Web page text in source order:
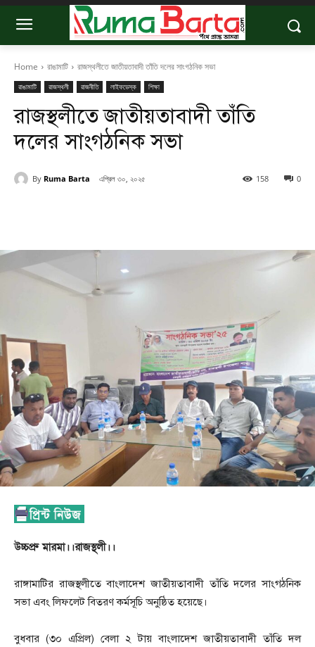
Home রাঙামাটি রাজস্থলীতে জাতীয়তাবাদী তাঁতি দলের সাংগঠনিক সভা
রাঙামাটি রাজস্থলী রাজনীতি লাইফডেস্ক শিক্ষা
রাজস্থলীতে জাতীয়তাবাদী তাঁতি
দলের সাংগঠনিক সভা
By Ruma Barta এপ্রিল ৩০, ২০২৫ 0
158
উচ্চপ্রু মারমা।।রাজস্থলী।।
রাঙ্গামাটির রাজস্থলীতে বাংলাদেশ জাতীয়তাবাদী তাঁতি দলের সাংগঠনিক
সভা এবং লিফলেট বিতরণ কর্মসূচি অনুষ্ঠিত হয়েছে।
বুধবার (৩০ এপ্রিল) বেলা ২ টায় বাংলাদেশ জাতীয়তাবাদী তাঁতি দল